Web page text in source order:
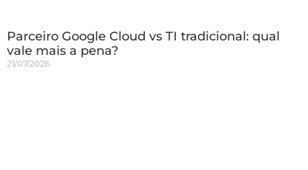
Parceiro Google Cloud vs TI tradicional: qual
vale mais a pena?
21/07/2026